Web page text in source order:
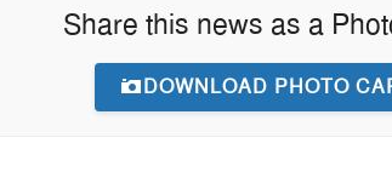
Share this news as a
DOWNLOAD PHOTO